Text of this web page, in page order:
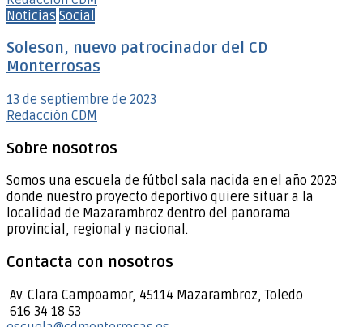
Noticias Social
Soleson, nuevo patrocinador del CD
Monterrosas
13 de septiembre de 2023
Redacción CDM
Sobre nosotros
Somos una escuela de fútbol sala nacida en el año 2023
donde nuestro proyecto deportivo quiere situar a la
localidad de Mazarambroz dentro del panorama
provincial, regional y nacional.
Contacta con nosotros
Av. Clara Campoamor, 45114 Mazarambroz, Toledo
616 34 18 53